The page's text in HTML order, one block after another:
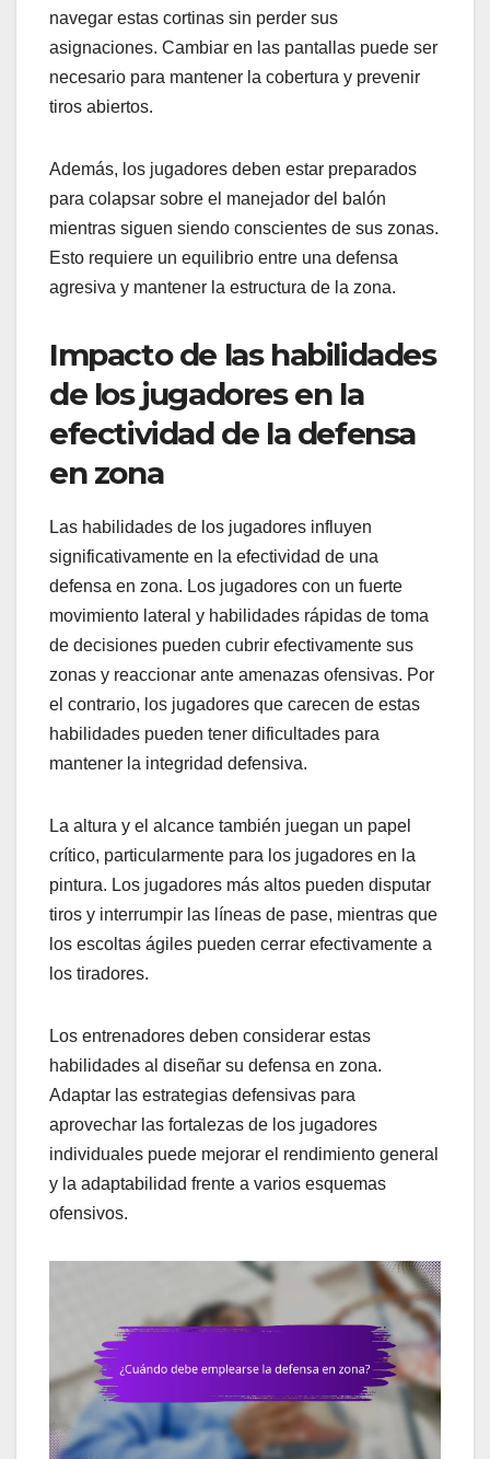
navegar estas cortinas sin perder sus
asignaciones. Cambiar en las pantallas puede ser
necesario para mantener la cobertura y prevenir
tiros abiertos.
Además, los jugadores deben estar preparados
para colapsar sobre el manejador del balón
mientras siguen siendo conscientes de sus zonas.
Esto requiere un equilibrio entre una defensa
agresiva y mantener la estructura de la zona.
Impacto de las habilidades
de los jugadores en la
efectividad de la defensa
en zona
Las habilidades de los jugadores influyen
significativamente en la efectividad de una
defensa en zona. Los jugadores con un fuerte
movimiento lateral y habilidades rápidas de toma
de decisiones pueden cubrir efectivamente sus
zonas y reaccionar ante amenazas ofensivas. Por
el contrario, los jugadores que carecen de estas
habilidades pueden tener dificultades para
mantener la integridad defensiva.
La altura y el alcance también juegan un papel
crítico, particularmente para los jugadores en la
pintura. Los jugadores más altos pueden disputar
tiros y interrumpir las líneas de pase, mientras que
los escoltas ágiles pueden cerrar efectivamente a
los tiradores.
Los entrenadores deben considerar estas
habilidades al diseñar su defensa en zona.
Adaptar las estrategias defensivas para
aprovechar las fortalezas de los jugadores
individuales puede mejorar el rendimiento general
y la adaptabilidad frente a varios esquemas
ofensivos.